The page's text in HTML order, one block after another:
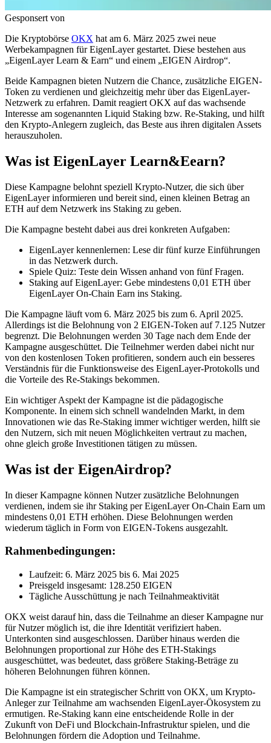
Gesponsert von
Die Kryptobörse OKX hat am 6. März 2025 zwei neue
Werbekampagnen für EigenLayer gestartet. Diese bestehen aus
„EigenLayer Learn & Earn“ und einem „EIGEN Airdrop“.
Beide Kampagnen bieten Nutzern die Chance, zusätzliche EIGEN-
Token zu verdienen und gleichzeitig mehr über das EigenLayer-
Netzwerk zu erfahren. Damit reagiert OKX auf das wachsende
Interesse am sogenannten Liquid Staking bzw. Re-Staking, und hilft
den Krypto-Anlegern zugleich, das Beste aus ihren digitalen Assets
herauszuholen.
Was ist EigenLayer Learn&Eearn?
Diese Kampagne belohnt speziell Krypto-Nutzer, die sich über
EigenLayer informieren und bereit sind, einen kleinen Betrag an
ETH auf dem Netzwerk ins Staking zu geben.
Die Kampagne besteht dabei aus drei konkreten Aufgaben:
EigenLayer kennenlernen: Lese dir fünf kurze Einführungen
in das Netzwerk durch.
Spiele Quiz: Teste dein Wissen anhand von fünf Fragen.
Staking auf EigenLayer: Gebe mindestens 0,01 ETH über
EigenLayer On-Chain Earn ins Staking.
Die Kampagne läuft vom 6. März 2025 bis zum 6. April 2025.
Allerdings ist die Belohnung von 2 EIGEN-Token auf 7.125 Nutzer
begrenzt. Die Belohnungen werden 30 Tage nach dem Ende der
Kampagne ausgeschüttet. Die Teilnehmer werden dabei nicht nur
von den kostenlosen Token profitieren, sondern auch ein besseres
Verständnis für die Funktionsweise des EigenLayer-Protokolls und
die Vorteile des Re-Stakings bekommen.
Ein wichtiger Aspekt der Kampagne ist die pädagogische
Komponente. In einem sich schnell wandelnden Markt, in dem
Innovationen wie das Re-Staking immer wichtiger werden, hilft sie
den Nutzern, sich mit neuen Möglichkeiten vertraut zu machen,
ohne gleich große Investitionen tätigen zu müssen.
Was ist der EigenAirdrop?
In dieser Kampagne können Nutzer zusätzliche Belohnungen
verdienen, indem sie ihr Staking per EigenLayer On-Chain Earn um
mindestens 0,01 ETH erhöhen. Diese Belohnungen werden
wiederum täglich in Form von EIGEN-Tokens ausgezahlt.
Rahmenbedingungen:
Laufzeit: 6. März 2025 bis 6. Mai 2025
Preisgeld insgesamt: 128.250 EIGEN
Tägliche Ausschüttung je nach Teilnahmeaktivität
OKX weist darauf hin, dass die Teilnahme an dieser Kampagne nur
für Nutzer möglich ist, die ihre Identität verifiziert haben.
Unterkonten sind ausgeschlossen. Darüber hinaus werden die
Belohnungen proportional zur Höhe des ETH-Stakings
ausgeschüttet, was bedeutet, dass größere Staking-Beträge zu
höheren Belohnungen führen können.
Die Kampagne ist ein strategischer Schritt von OKX, um Krypto-
Anleger zur Teilnahme am wachsenden EigenLayer-Ökosystem zu
ermutigen. Re-Staking kann eine entscheidende Rolle in der
Zukunft von DeFi und Blockchain-Infrastruktur spielen, und die
Belohnungen fördern die Adoption und Teilnahme.